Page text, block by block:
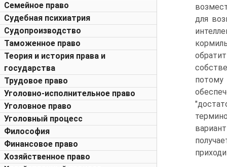
Семейное право
Судебная психиатрия
Судопроизводство
Таможенное право
Теория и история права и
государства
Трудовое право
Уголовно-исполнительное право
Уголовное право
Уголовный процесс
Философия
Финансовое право
Хозяйственное право
для
потому